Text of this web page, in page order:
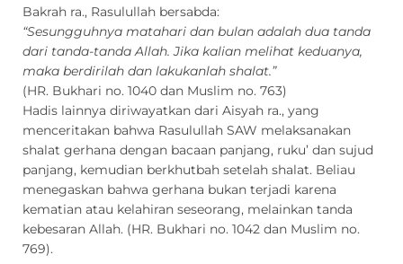
Bakrah ra., Rasulullah bersabda:
“Sesungguhnya matahari dan bulan adalah dua tanda
dari tanda-tanda Allah. Jika kalian melihat keduanya,
maka berdirilah dan lakukanlah shalat.”
(HR. Bukhari no. 1040 dan Muslim no. 763)
Hadis lainnya diriwayatkan dari Aisyah ra., yang
menceritakan bahwa Rasulullah SAW melaksanakan
shalat gerhana dengan bacaan panjang, ruku’ dan sujud
panjang, kemudian berkhutbah setelah shalat. Beliau
menegaskan bahwa gerhana bukan terjadi karena
kematian atau kelahiran seseorang, melainkan tanda
kebesaran Allah. (HR. Bukhari no. 1042 dan Muslim no.
769).